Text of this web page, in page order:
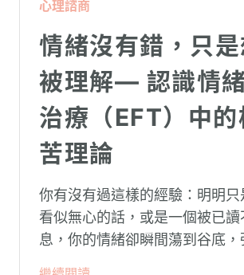
心理諮商
情緒沒有錯，只
被理解— 認識情
治療（EFT）中的
苦理論
你有沒有過這樣的經驗：明明只
看似無心的話，或是一個被已讀
息，你的情緒卻瞬間蕩到谷底，